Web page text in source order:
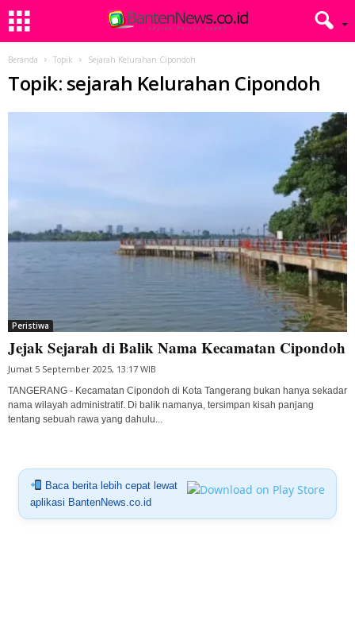
Beranda Topik Sejarah Kelurahan Cipondoh
Topik: sejarah Kelurahan Cipondoh
Peristiwa
Jejak Sejarah di Balik Nama Kecamatan Cipondoh
Jumat 5 September 2025, 13:17 WIB
TANGERANG - Kecamatan Cipondoh di Kota Tangerang bukan hanya sekadar
nama wilayah administratif. Di balik namanya, tersimpan kisah panjang
tentang sebuah rawa yang dahulu...
Baca berita lebih cepat lewat
aplikasi BantenNews.co.id